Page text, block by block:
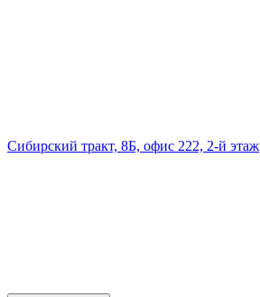
Сибирский тракт, 8Б, офис 222, 2-й этаж